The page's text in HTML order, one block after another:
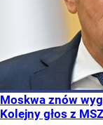
Moskwa znów
Kolejny głos z